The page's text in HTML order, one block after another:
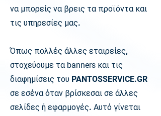
να μπορείς να βρεις τα προϊόντα και
τις υπηρεσίες μας.
Όπως πολλές άλλες εταιρείες,
στοχεύουμε τα banners και τις
διαφημίσεις του PANTOSSERVICE.GR
σε εσένα όταν βρίσκεσαι σε άλλες
σελίδες ή εφαρμογές. Αυτό γίνεται